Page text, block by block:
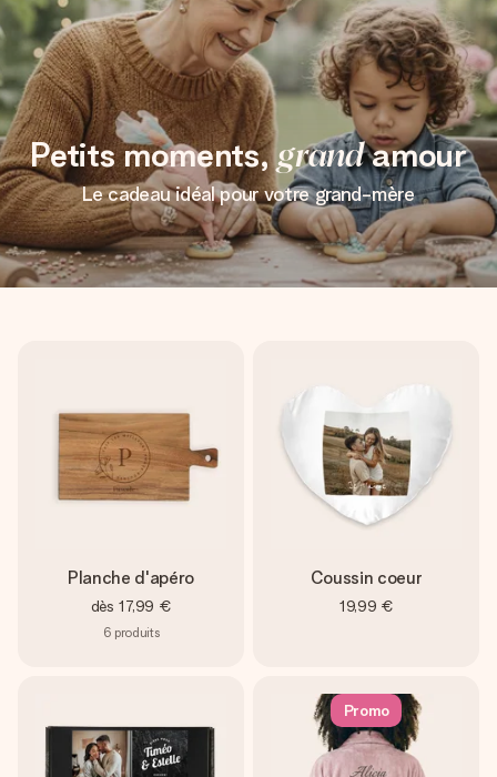
Petits moments,grandamour
Le cadeau idéal pour votre grand-mère
Planche d'apéro
dès 17,99 €
6 produits
Coussin coeur
19,99 €
Promo